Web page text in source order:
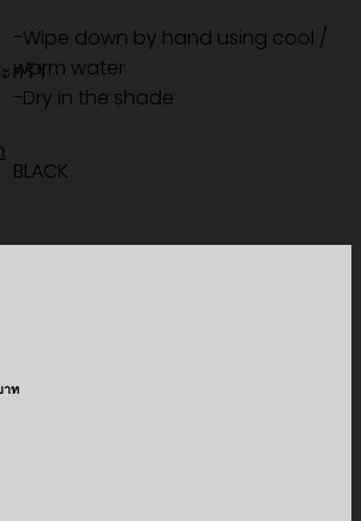
กร้า
-Wipe down by hand using cool /
warm water
-Dry in the shade
BLACK
าท